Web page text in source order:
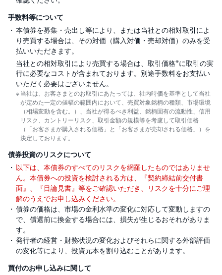
手数料等について
本債券を募集・売出し等により、または当社との相対取引によ
り売買する場合は、その対価（購入対価・売却対価）のみを受
払いいただきます。
当社との相対取引により売買する場合は、取引価格※に取引の実
行に必要なコストが含まれております。別途手数料をお支払い
いただく必要はございません。
当社は、お客さまとのお取引にあたっては、社内時価を基準として当社
が定めた一定の値幅の範囲内において、売買対象銘柄の種類、市場環境
（相場変動を含む。）、当社が得るべき利益、銘柄固有の流動性、信用
リスク、カントリーリスク、取引金額の規模等を考慮して取引価格
（「お客さまが購入される価格」と「お客さまが売却される価格」）を
決定しております。
債券投資のリスクについて
以下は、本債券のすべてのリスクを網羅したものではありませ
ん。本債券への投資を検討される方は、『契約締結前交付書
面』、『目論見書』等をご確認いただき、リスクを十分にご理
解のうえでお申し込みください。
債券の価格は、市場の金利水準の変化に対応して変動しますの
で、償還前に換金する場合には、損失が生じるおそれがありま
す。
発行者の経営・財務状況の変化およびそれらに関する外部評価
の変化等により、投資元本を割り込むことがあります。
買付のお申し込みに関して